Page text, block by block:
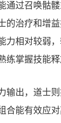
通过召唤骷
治疗和增
力相对较弱
掌握技能释
输出，道士
能有效应